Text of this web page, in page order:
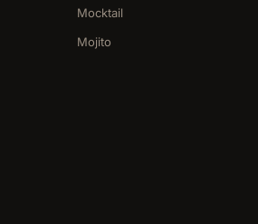
Mocktail
Mojito